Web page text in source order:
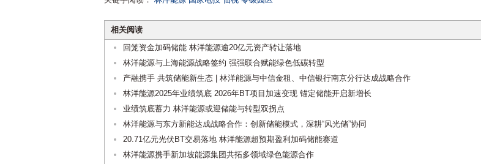
相关阅读
回笼资金加码储能 林洋能源逾20亿元资产转让落地
林洋能源与上海能源战略签约 强强联合赋能绿色低碳转型
产融携手 共筑储能新生态 | 林洋能源与中信金租、中信银行南京分行达成战略合作
林洋能源2025年业绩筑底 2026年BT项目加速变现 锚定储能开启新增长
业绩筑底蓄力 林洋能源或迎储能与转型双拐点
林洋能源与东方新能达成战略合作：创新储能模式，深耕“风光储”协同
20.71亿元光伏BT交易落地 林洋能源超预期盈利加码储能赛道
林洋能源携手新加坡能源集团共拓多领域绿色能源合作